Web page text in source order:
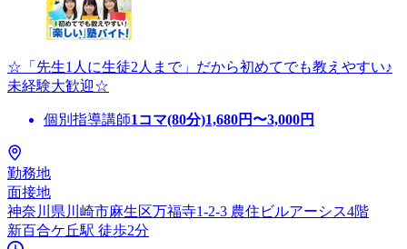
☆「先生1人に生徒2人まで」だから初めてでも教えやすい♪
未経験大歓迎☆
個別指導講師1コマ(80分)1,680円〜3,000円
勤務地
面接地
神奈川県川崎市麻生区万福寺1-2-3 農住ビルアーシス4階
新百合ケ丘駅 徒歩2分